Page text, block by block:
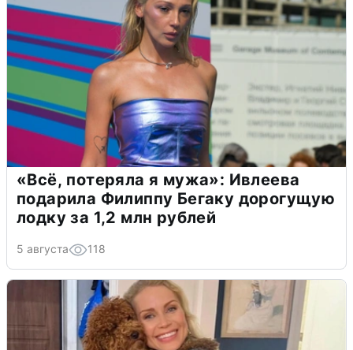
«Всё, потеряла я мужа»: Ивлеева
подарила Филиппу Бегаку дорогущую
лодку за 1,2 млн рублей
5 августа 118